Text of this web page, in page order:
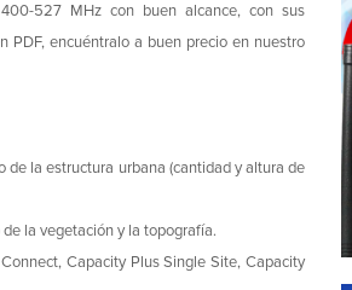
527 MHz con buen alcance, con sus
PDF, encuéntralo a buen precio en nuestro
la estructura urbana (cantidad y altura de
la vegetación y la topografía.
Capacity Plus Single Site, Capacity